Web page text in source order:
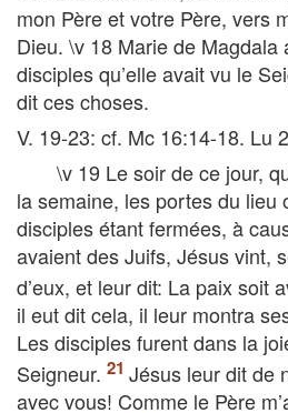
mon Père et votre Père, vers
Dieu. \v 18 Marie de Magdala
disciples qu’elle avait vu le
dit ces choses.
V. 19-23: cf. Mc 16:14-18. Lu
\v 19 Le soir de ce jour,
la semaine, les portes du lieu
disciples étant fermées, à
avaient des Juifs, Jésus vint,
d’eux, et leur dit: La paix soit
il eut dit cela, il leur montra
Les disciples furent dans la
Seigneur.
Jésus leur dit de
avec vous! Comme le Père